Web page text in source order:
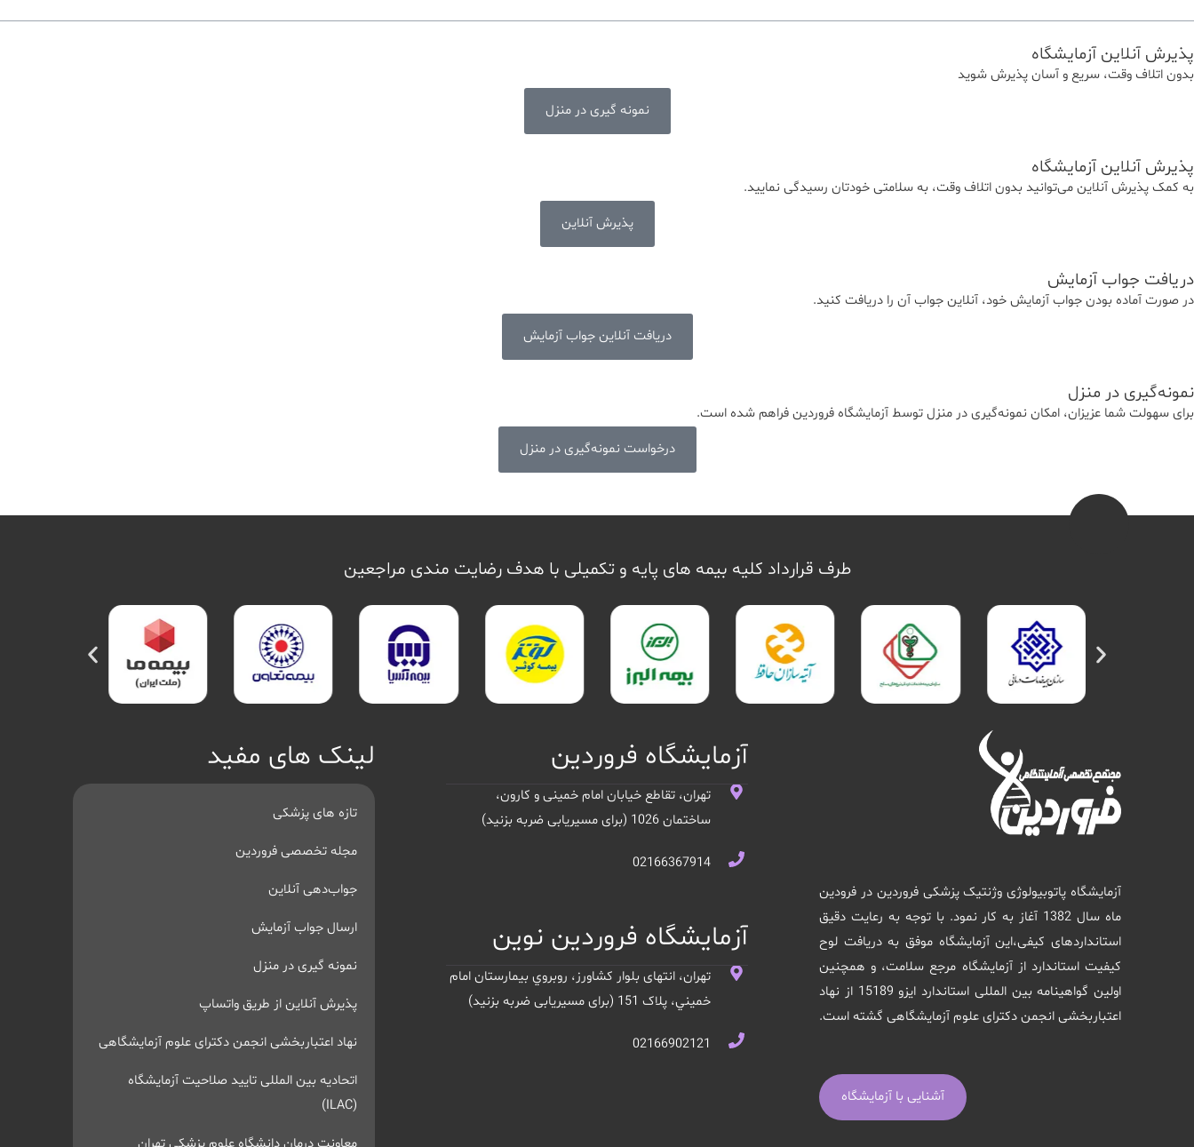
پذیرش آنلاین آزمایشگاه
بدون اتلاف وقت، سریع و آسان پذیرش شوید
نمونه گیری در منزل
پذیرش آنلاین آزمایشگاه
به کمک پذیرش آنلاین می‌توانید بدون اتلاف وقت، به سلامتی خودتان رسیدگی نمایید.
پذیرش آنلاین
دریافت جواب آزمایش
در صورت آماده بودن جواب آزمایش خود، آنلاین جواب‌ آن را دریافت کنید.
دریافت آنلاین جواب آزمایش
نمونه‌‌گیری در منزل
برای سهولت شما عزیزان، امکان نمونه‌گیری در منزل توسط آزمایشگاه فروردین فراهم شده است.
درخواست نمونه‌گیری در منزل
طرف قرارداد کلیه بیمه های پایه و تکمیلی با هدف رضایت مندی مراجعین
آزمایشگاه پاتوبیولوژی وژنتیک پزشکی فروردین در فرودین
ماه سال 1382 آغاز به کار نمود. با توجه به رعایت دقیق
استانداردهای کیفی،این آزمایشگاه موفق به دریافت لوح
کیفیت استاندارد از آزمایشگاه مرجع سلامت، و همچنین
اولین گواهینامه بین المللی استاندارد ایزو 15189 از نهاد
اعتباربخشی انجمن دکترای علوم آزمایشگاهی گشته است.
آشنایی با آزمایشگاه
آزمایشگاه فروردین
تهران، تقاطع خیابان امام خمینی و کارون،
ساختمان 1026 (برای مسیریابی ضربه بزنید)
02166367914
آزمایشگاه فروردین نوین
تهران، انتهای بلوار کشاورز، روبروي بيمارستان امام
خميني، پلاک 151 (برای مسیریابی ضربه بزنید)
02166902121
لینک های مفید
تازه های پزشکی
مجله تخصصی فروردین
جواب‌دهی آنلاین
ارسال جواب آزمایش
نمونه گیری در منزل
پذیرش آنلاین از طریق واتساپ
نهاد اعتباربخشی انجمن دکترای علوم آزمایشگاهی
اتحادیه بین المللی تایید صلاحیت آزمایشگاه
(ILAC)